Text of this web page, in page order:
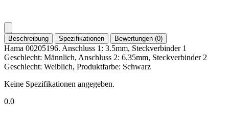
Beschreibung Spezifikationen Bewertungen (0)
Hama 00205196. Anschluss 1: 3.5mm, Steckverbinder 1
Geschlecht: Männlich, Anschluss 2: 6.35mm, Steckverbinder 2
Geschlecht: Weiblich, Produktfarbe: Schwarz
Keine Spezifikationen angegeben.
0.0